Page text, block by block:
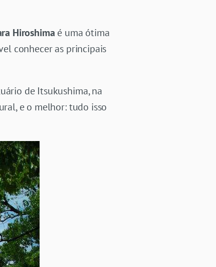
Hiroshima é uma ótima
conhecer as principais
de Itsukushima, na
e o melhor: tudo isso